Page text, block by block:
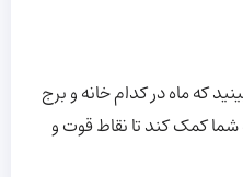
که ماه در کدام خانه و برج
شما کمک کند تا نقاط قوت و